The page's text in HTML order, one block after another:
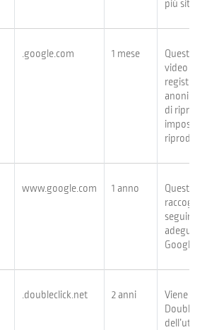
più siti.
.google.com 1 mese
Questi
video di
anonimi,
di
www.google.com 1 anno
Questi
seguire
Google.
.doubleclick.net 2 anni
Viene